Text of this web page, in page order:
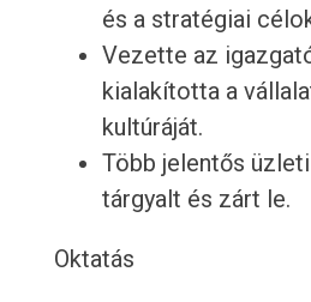
és a stratégiai
Vezette az
kialakította a
kultúráját.
Több jelentős
tárgyalt és zárt le.
Oktatás